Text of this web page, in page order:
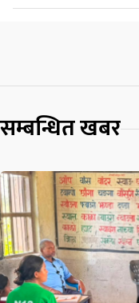
सम्बन्धित खबर